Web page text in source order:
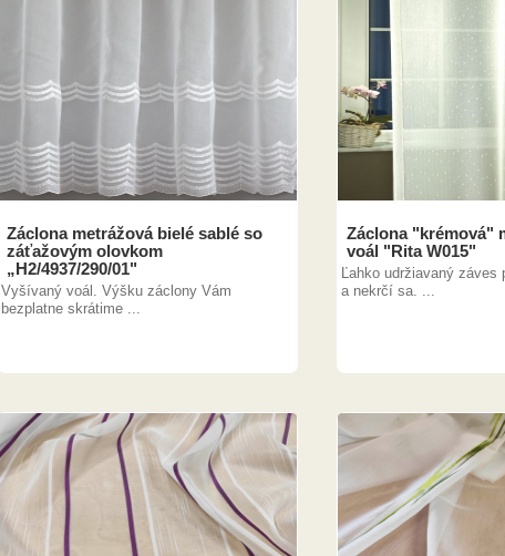
Záclona metrážová bielé sablé so
záťažovým olovkom
„H2/4937/290/01"
Vyšívaný voál. Výšku záclony Vám
bezplatne skrátime ...
Záclona "krémová"
voál "Rita W015"
Ľahko udržiavaný záves
a nekrčí sa. ...